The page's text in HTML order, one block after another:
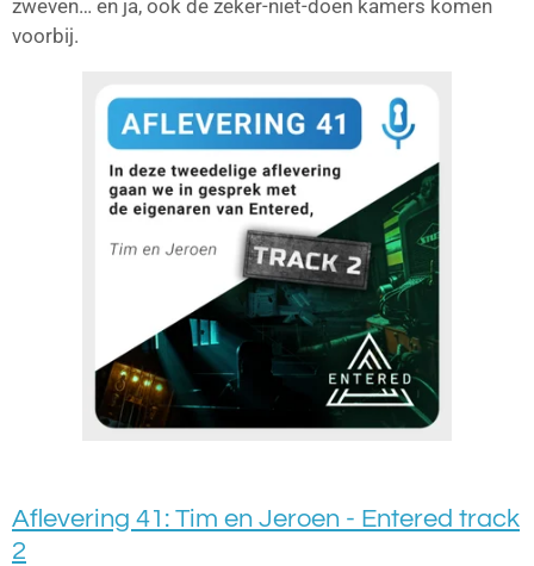
zweven… en ja, ook de zeker-niet-doen kamers komen
voorbij.
Aflevering 41: Tim en Jeroen - Entered track
2